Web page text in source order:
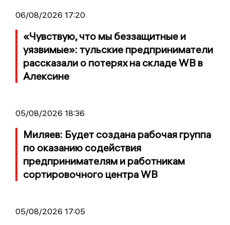
06/08/2026 17:20
«Чувствую, что мы беззащитные и
уязвимые»: тульские предприниматели
рассказали о потерях на складе WB в
Алексине
05/08/2026 18:36
Миляев: Будет создана рабочая группа
по оказанию содействия
предпринимателям и работникам
сортировочного центра WB
05/08/2026 17:05